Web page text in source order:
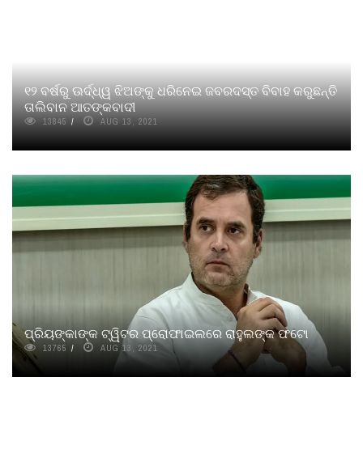
୧୨ ବର୍ଷରୁ ଊର୍ଦ୍ଧ୍ୱ ଝିଅଙ୍କୁ ଧରିନେଇ ଜବରଦସ୍ତ ବିବାହ କରୁଛନ୍ତି
ତାଲିବାନ ଆତଙ୍କବାଦୀ
13845 AUG 13, 2021
ପ୍ରିୟଙ୍କାଙ୍କ ଟ୍ୱିଟର ପ୍ରୋଫାଇଲରେ ରାହୁଲଙ୍କ ଫଟୋ
13765 AUG 13, 2021